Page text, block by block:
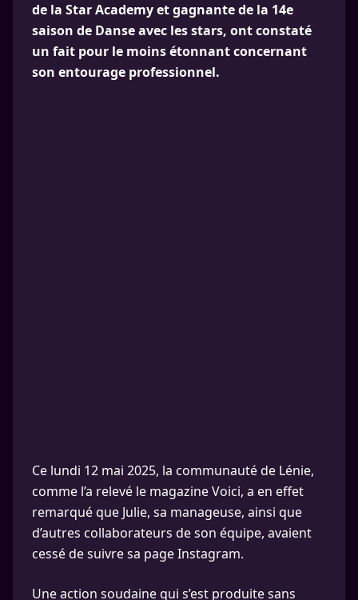
de la Star Academy et gagnante de la 14e
saison de Danse avec les stars, ont constaté
un fait pour le moins étonnant concernant
son entourage professionnel.
Ce lundi 12 mai 2025, la communauté de Lénie,
comme l’a relevé le magazine Voici, a en effet
remarqué que Julie, sa manageuse, ainsi que
d’autres collaborateurs de son équipe, avaient
cessé de suivre sa page Instagram.
Une action soudaine qui s’est produite sans